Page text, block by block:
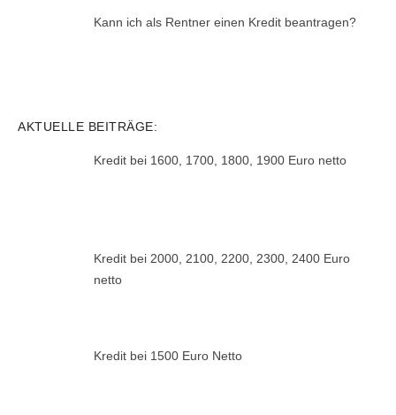
Kann ich als Rentner einen Kredit beantragen?
AKTUELLE BEITRÄGE:
Kredit bei 1600, 1700, 1800, 1900 Euro netto
Kredit bei 2000, 2100, 2200, 2300, 2400 Euro
netto
Kredit bei 1500 Euro Netto